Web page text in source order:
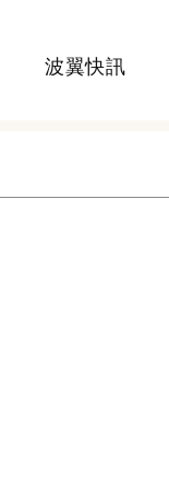
波翼快訊